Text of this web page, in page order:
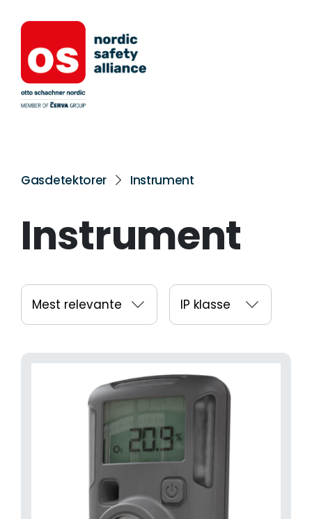
Gasdetektorer Instrument
Instrument
Mest relevante IP klasse